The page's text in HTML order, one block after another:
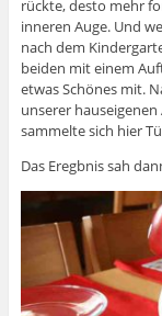
rückte, desto mehr
inneren Auge. Und
nach dem
beiden mit einem
etwas Schönes mit.
unserer
sammelte sich hier
Das Eregbnis sah